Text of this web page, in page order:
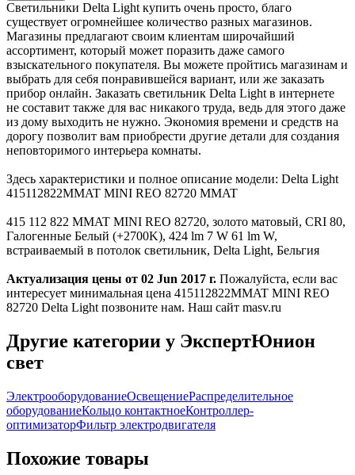
Светильники Delta Light купить очень просто, благо
существует огромнейшее количество разных магазинов.
Магазины предлагают своим клиентам широчайший
ассортимент, который может поразить даже самого
взыскательного покупателя. Вы можете пройтись магазинам и
выбрать для себя понравившейся вариант, или же заказать
прибор онлайн. Заказать светильник Delta Light в интернете
не составит также для вас никакого труда, ведь для этого даже
из дому выходить не нужно. Экономия времени и средств на
дорогу позволит вам приобрести другие детали для создания
неповторимого интерьера комнаты.
Здесь характеристики и полное описание модели: Delta Light
415112822MMAT MINI REO 82720 MMAT
415 112 822 MMAT MINI REO 82720, золото матовый, CRI 80,
Галогенные Белый (+2700K), 424 lm 7 W 61 lm W,
встраиваемый в потолок светильник, Delta Light, Бельгия
Актуализация цены от 02 Jun 2017 г. Пожалуйста, если вас
интересует минимальная цена 415112822MMAT MINI REO
82720 Delta Light позвоните нам. Наш сайт masv.ru
Другие категории у ЭкспертЮнион
свет
ЭлектрооборудованиеОсвещениеРаспределительное
оборудованиеКольцо контактноеКонтроллер-
оптимизаторФильтр электродвигателя
Похожие товары